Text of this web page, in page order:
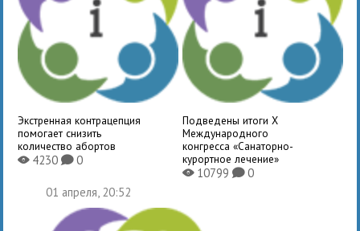
Экстренная контрацепция
помогает снизить
количество абортов
X4230K0
Подведены итоги X
Международного
конгресса «Санаторно-
курортное лечение»
X10799 K0
01 апреля, 20:52